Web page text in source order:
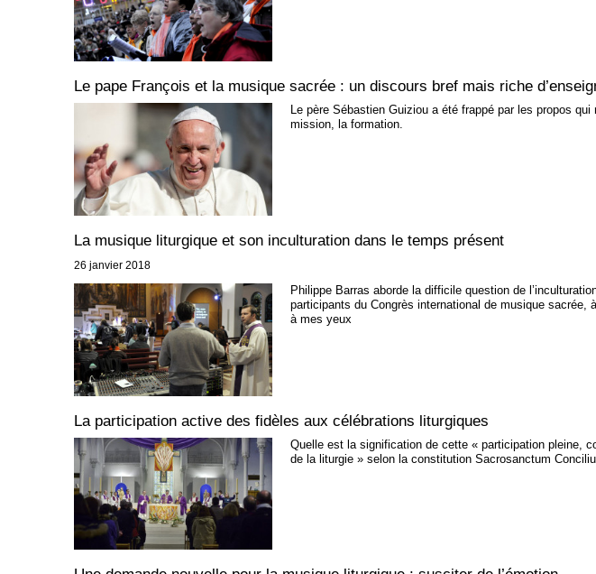
Le pape François et la musique sacrée : un discours bref mais riche
Le père Sébastien Guiziou a été frappé par les propos
mission, la formation.
La musique liturgique et son inculturation dans le temps présent
26 janvier 2018
Philippe Barras aborde la difficile question de
participants du Congrès international de musique sacrée,
à mes yeux
La participation active des fidèles aux célébrations liturgiques
Quelle est la signification de cette « participation pleine,
de la liturgie » selon la constitution Sacrosanctum